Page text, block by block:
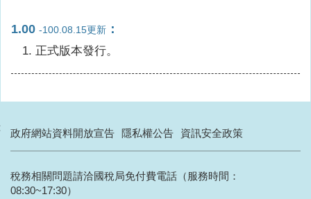
1.00 -100.08.15更新 ：
正式版本發行。
政府網站資料開放宣告 隱私權公告 資訊安全政策
稅務相關問題請洽國稅局免付費電話（服務時間：
08:30~17:30）